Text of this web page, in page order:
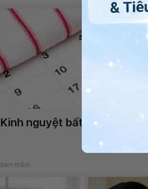
Kinh nguyệt bất thường
Xem thêm